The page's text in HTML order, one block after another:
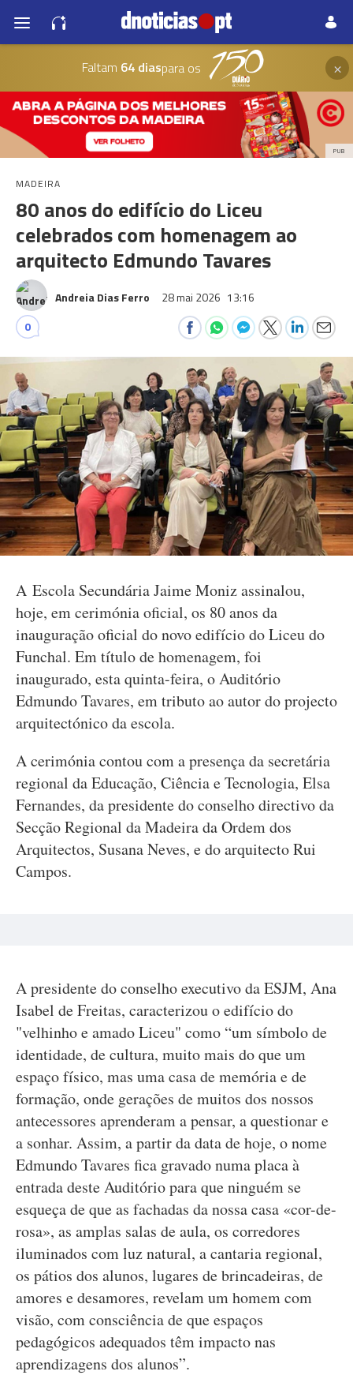
Faltam 64 diaspara os ×
PUB
MADEIRA
80 anos do edifício do Liceu
celebrados com homenagem ao
arquitecto Edmundo Tavares
Andreia Dias Ferro 28 mai 2026 13:16
0
A Escola Secundária Jaime Moniz assinalou,
hoje, em cerimónia oficial, os 80 anos da
inauguração oficial do novo edifício do Liceu do
Funchal. Em título de homenagem, foi
inaugurado, esta quinta-feira, o Auditório
Edmundo Tavares, em tributo ao autor do projecto
arquitectónico da escola.
A cerimónia contou com a presença da secretária
regional da Educação, Ciência e Tecnologia, Elsa
Fernandes, da presidente do conselho directivo da
Secção Regional da Madeira da Ordem dos
Arquitectos, Susana Neves, e do arquitecto Rui
Campos.
A presidente do conselho executivo da ESJM, Ana
Isabel de Freitas, caracterizou o edifício do
"velhinho e amado Liceu" como “um símbolo de
identidade, de cultura, muito mais do que um
espaço físico, mas uma casa de memória e de
formação, onde gerações de muitos dos nossos
antecessores aprenderam a pensar, a questionar e
a sonhar. Assim, a partir da data de hoje, o nome
Edmundo Tavares fica gravado numa placa à
entrada deste Auditório para que ninguém se
esqueça de que as fachadas da nossa casa «cor-de-
rosa», as amplas salas de aula, os corredores
iluminados com luz natural, a cantaria regional,
os pátios dos alunos, lugares de brincadeiras, de
amores e desamores, revelam um homem com
visão, com consciência de que espaços
pedagógicos adequados têm impacto nas
aprendizagens dos alunos”.